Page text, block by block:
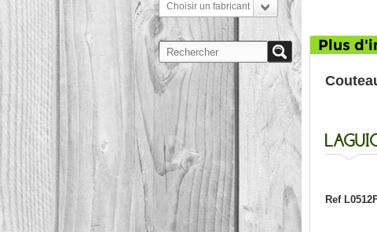
Choisir un fabricant
Plus
Ref